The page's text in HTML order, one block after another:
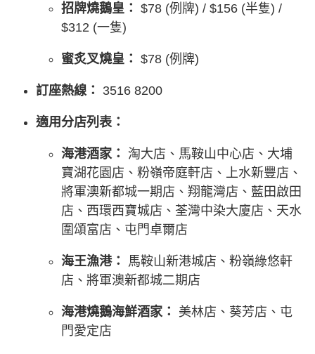
招牌燒鵝皇： $78 (例牌) / $156 (半隻) /
$312 (一隻)
蜜炙叉燒皇： $78 (例牌)
訂座熱線： 3516 8200
適用分店列表：
海港酒家：
淘大店、馬鞍山中心店、大埔
寶湖花園店、粉嶺帝庭軒店、上水新豐店、
將軍澳新都城一期店、翔龍灣店、藍田啟田
店、西環西寶城店、荃灣中染大廈店、天水
圍頌富店、屯門卓爾店
海王漁港：
馬鞍山新港城店、粉嶺綠悠軒
店、將軍澳新都城二期店
海港燒鵝海鮮酒家：
美林店、葵芳店、屯
門愛定店